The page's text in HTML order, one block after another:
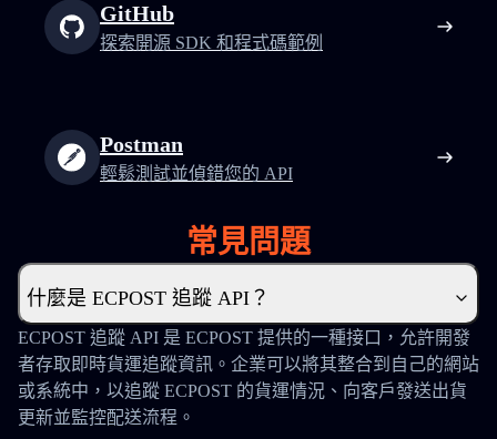
GitHub
探索開源 SDK 和程式碼範例
Postman
輕鬆測試並偵錯您的 API
常見問題
什麼是 ECPOST 追蹤 API？
ECPOST 追蹤 API 是 ECPOST 提供的一種接口，允許開發
者存取即時貨運追蹤資訊。企業可以將其整合到自己的網站
或系統中，以追蹤 ECPOST 的貨運情況、向客戶發送出貨
更新並監控配送流程。